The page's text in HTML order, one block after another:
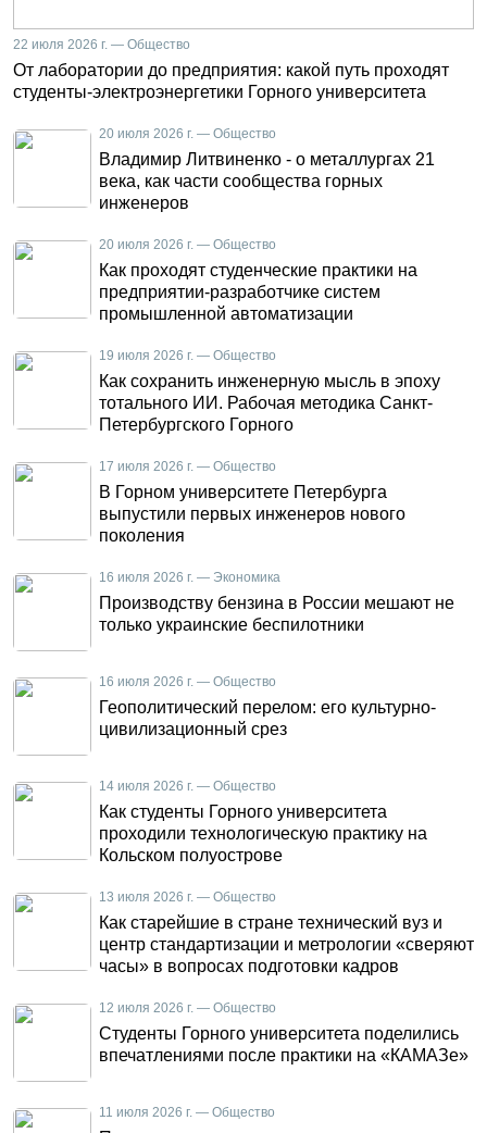
22 июля 2026 г. — Общество
От лаборатории до предприятия: какой путь проходят
студенты-электроэнергетики Горного университета
20 июля 2026 г. — Общество
Владимир Литвиненко - о металлургах 21
века, как части сообщества горных
инженеров
20 июля 2026 г. — Общество
Как проходят студенческие практики на
предприятии-разработчике систем
промышленной автоматизации
19 июля 2026 г. — Общество
Как сохранить инженерную мысль в эпоху
тотального ИИ. Рабочая методика Санкт-
Петербургского Горного
17 июля 2026 г. — Общество
В Горном университете Петербурга
выпустили первых инженеров нового
поколения
16 июля 2026 г. — Экономика
Производству бензина в России мешают не
только украинские беспилотники
16 июля 2026 г. — Общество
Геополитический перелом: его культурно-
цивилизационный срез
14 июля 2026 г. — Общество
Как студенты Горного университета
проходили технологическую практику на
Кольском полуострове
13 июля 2026 г. — Общество
Как старейшие в стране технический вуз и
центр стандартизации и метрологии «сверяют
часы» в вопросах подготовки кадров
12 июля 2026 г. — Общество
Студенты Горного университета поделились
впечатлениями после практики на «КАМАЗе»
11 июля 2026 г. — Общество